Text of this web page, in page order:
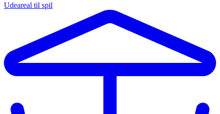
Udeareal til spil